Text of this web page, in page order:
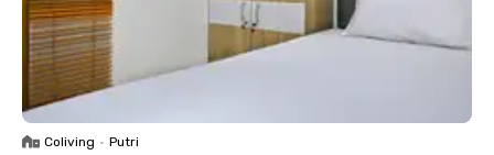
Coliving • Putri